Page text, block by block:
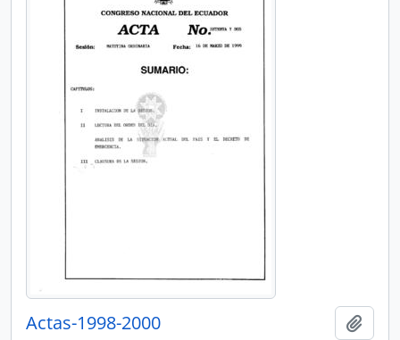
Actas-1998-2000